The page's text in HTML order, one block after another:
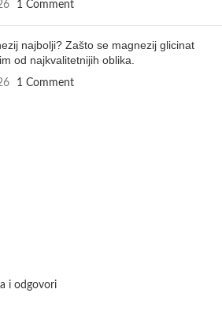
1 Comment
najbolji? Zašto se magnezij glicinat
od najkvalitetnijih oblika.
1 Comment
i odgovori